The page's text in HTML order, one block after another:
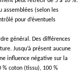
assemblées (selon les
pour d’éventuels
général. Des différences
Jusqu’à présent aucune
influence négative sur la
coton (tissu), 100 %